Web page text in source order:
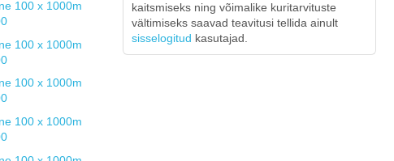
kaitsmiseks ning võimalike kuritarvituste
vältimiseks saavad teavitusi tellida ainult
sisselogitud kasutajad.